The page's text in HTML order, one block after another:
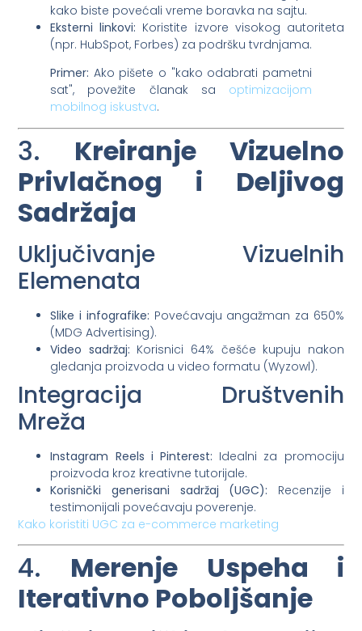
kako biste povećali vreme boravka na sajtu.
Eksterni linkovi: Koristite izvore visokog autoriteta
(npr. HubSpot, Forbes) za podršku tvrdnjama.
Primer: Ako pišete o "kako odabrati pametni
sat", povežite članak sa optimizacijom
mobilnog iskustva.
3. Kreiranje Vizuelno
Privlačnog i Deljivog
Sadržaja
Uključivanje Vizuelnih
Elemenata
Slike i infografike: Povećavaju angažman za 650%
(MDG Advertising).
Video sadržaj: Korisnici 64% češće kupuju nakon
gledanja proizvoda u video formatu (Wyzowl).
Integracija Društvenih
Mreža
Instagram Reels i Pinterest: Idealni za promociju
proizvoda kroz kreativne tutorijale.
Korisnički generisani sadržaj (UGC): Recenzije i
testimonijali povećavaju poverenje.
Kako koristiti UGC za e-commerce marketing
4. Merenje Uspeha i
Iterativno Poboljšanje